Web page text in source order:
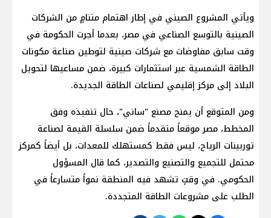
ويأتي المشروع الصيني في إطار اهتمام متنامٍ من الشركات
الصينية بالتوسع الصناعي في مصر، بعدما أجرت الحكومة في
وقت سابق مفاوضات مع شركات صينية لتوطين صناعة مكونات
الطاقة الشمسية عبر استثمارات كبيرة، ضمن مساعيها لتحويل
البلاد إلى مركز إقليمي لصناعات الطاقة الجديدة.
ومن المتوقع أن يمنح مصنع "ساني"، حال تنفيذه وفق
المخطط، مصر موقعاً متقدماً ضمن سلسلة القيمة لصناعة
توربينات الرياح، ليس فقط كمستهلك للمعدات، بل أيضاً كمركز
محتمل للتجميع والتصنيع والتصدير، كما قال المسؤول
الحكومي. في وقتٍ تشهد فيه المنطقة نمواً متسارعاً في
الطلب على مشروعات الطاقة المتجددة.